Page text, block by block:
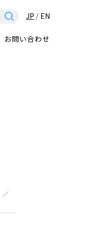
JP / EN
お問い合わせ
／